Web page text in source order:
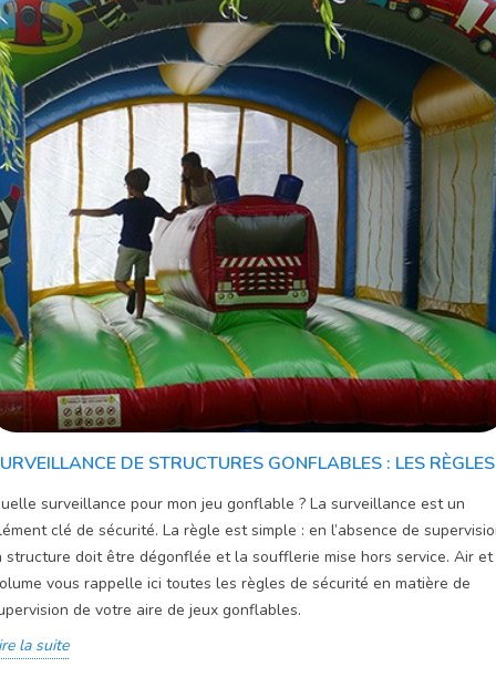
DE STRUCTURES GONFLABLES : LES RÈGLES
surveillance pour mon jeu gonflable ? La surveillance est un
clé de sécurité. La règle est simple : en l’absence de
structure doit être dégonflée et la soufflerie mise hors service. Air et
vous rappelle ici toutes les règles de sécurité en matière de
de votre aire de jeux gonflables.
la suite